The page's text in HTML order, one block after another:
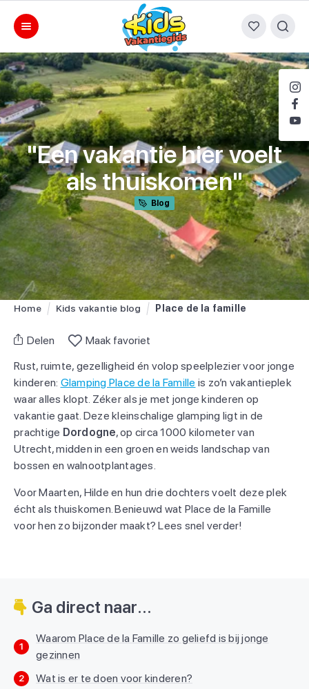
"Een vakantie hier voelt
als thuiskomen"
Blog
Home Kids vakantie blog Place de la famille
Delen
Maak favoriet
Rust, ruimte, gezelligheid én volop speelplezier voor jonge
kinderen: Glamping Place de la Famille is zo’n vakantieplek
waar alles klopt. Zéker als je met jonge kinderen op
vakantie gaat. Deze kleinschalige glamping ligt in de
prachtige Dordogne, op circa 1000 kilometer van
Utrecht, midden in een groen en weids landschap van
bossen en walnootplantages.
Voor Maarten, Hilde en hun drie dochters voelt deze plek
écht als thuiskomen. Benieuwd wat Place de la Famille
voor hen zo bijzonder maakt? Lees snel verder!
Ga direct naar...
1
Waarom Place de la Famille zo geliefd is bij jonge
gezinnen
2 Wat is er te doen voor kinderen?